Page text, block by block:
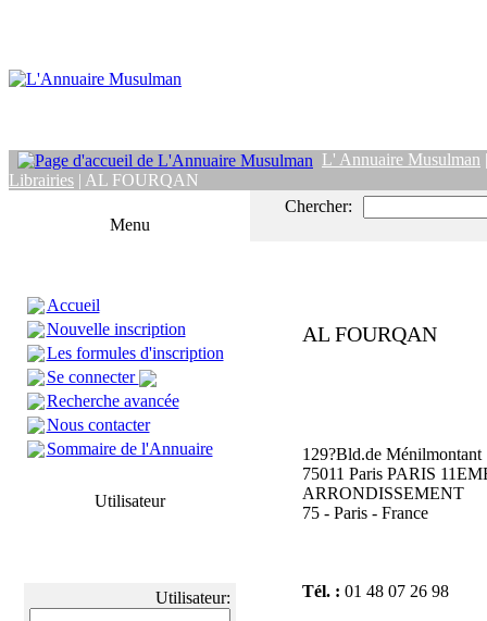
L' Annuaire Musulman
Librairies | AL FOURQAN
Menu
Accueil
Nouvelle inscription
Les formules d'inscription
Se connecter
Recherche avancée
Nous contacter
Sommaire de l'Annuaire
Utilisateur
Utilisateur:
Chercher:
AL FOURQAN
129?Bld.de Ménilmontant
75011 Paris PARIS
ARRONDISSEMENT
75 - Paris - France
Tél. : 01 48 07 26 98